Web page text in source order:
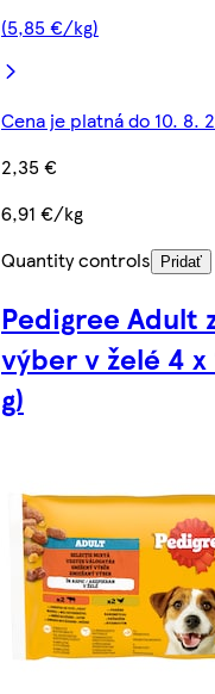
(5,85 €/kg)
Cena je platná do 10. 8.
2,35 €
6,91 €/kg
Quantity controls
Pridať
Pedigree Adult
výber v želé 4 x
g)